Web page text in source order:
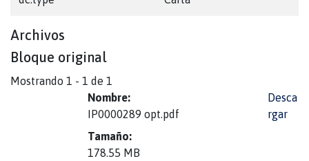
Archivos
Bloque original
Mostrando 1 - 1 de 1
Nombre:
IP0000289 opt.pdf
Tamaño:
178.55 MB
Desca
rgar